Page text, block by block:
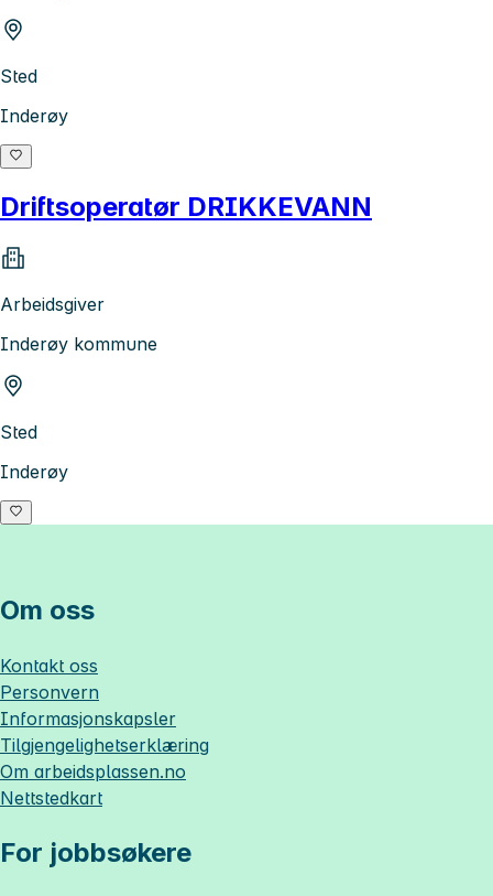
Sted
Inderøy
Driftsoperatør DRIKKEVANN
Arbeidsgiver
Inderøy kommune
Sted
Inderøy
Om oss
Kontakt oss
Personvern
Informasjonskapsler
Tilgjengelighetserklæring
Om arbeidsplassen.no
Nettstedkart
For jobbsøkere